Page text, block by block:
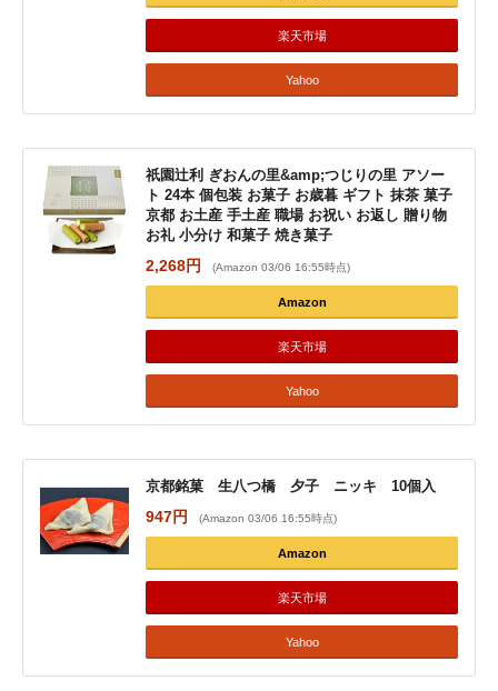
楽天市場
Yahoo
祇園辻利 ぎおんの里&amp;つじりの里 アソー
ト 24本 個包装 お菓子 お歳暮 ギフト 抹茶 菓子
京都 お土産 手土産 職場 お祝い お返し 贈り物
お礼 小分け 和菓子 焼き菓子
2,268円 (Amazon 03/06 16:55時点)
Amazon
楽天市場
Yahoo
京都銘菓 生八つ橋 夕子 ニッキ 10個入
947円 (Amazon 03/06 16:55時点)
Amazon
楽天市場
Yahoo